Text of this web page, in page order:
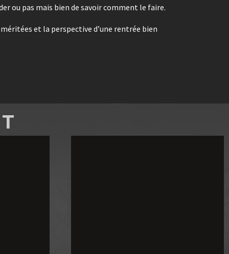
ou pas mais bien de savoir comment le faire.
et la perspective d’une rentrée bien